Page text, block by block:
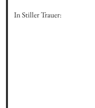
In Stiller Trauer: